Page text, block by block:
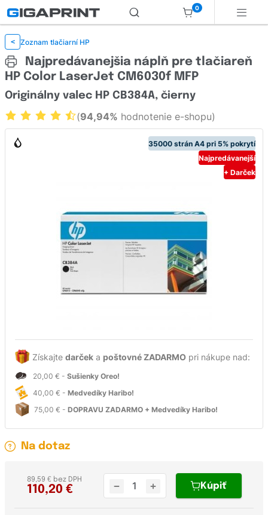
0
< Zoznam tlačiarní HP
Najpredávanejšia náplň pre tlačiareň
HP Color LaserJet CM6030f MFP
35000 strán A4 pri 5% pokrytí
Najpredávanejší
+ Darček
Získajte darček a poštovné ZADARMO pri nákupe nad:
20,00 € - Sušienky Oreo!
40,00 € - Medvedíky Haribo!
75,00 € - DOPRAVU ZADARMO + Medvedíky Haribo!
Originálny valec HP CB384A, čierny
(94,94% hodnotenie e-shopu)
Na dotaz
110,20 €
89,59 € bez DPH
Kúpiť